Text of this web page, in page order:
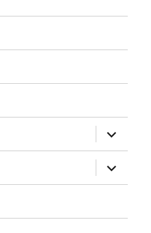
ouvrir
le
sous-
menu
ouvrir
le
sous-